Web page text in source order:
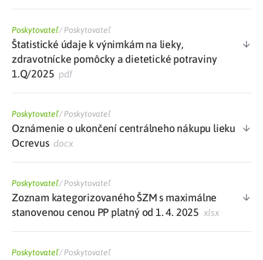
Poskytovateľ/Poskytovateľ
Štatistické údaje k výnimkám na lieky,
zdravotnícke pomôcky a dietetické potraviny
1.Q/2025 pdf
Poskytovateľ/Poskytovateľ
Oznámenie o ukončení centrálneho nákupu lieku
Ocrevusdocx
Poskytovateľ/Poskytovateľ
Zoznam kategorizovaného ŠZM s maximálne
stanovenou cenou PP platný od 1. 4. 2025 xlsx
Poskytovateľ/Poskytovateľ